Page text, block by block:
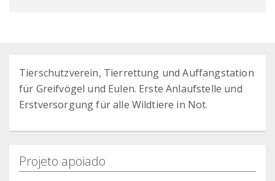
Tierschutzverein, Tierrettung und Auffangstation
für Greifvögel und Eulen. Erste Anlaufstelle und
Erstversorgung für alle Wildtiere in Not.
Projeto apoiado